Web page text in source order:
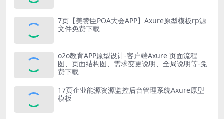
7页【美赞臣POA大会APP】Axure原型模板rp源
文件免费下载
o2o教育APP原型设计-客户端Axure 页面流程
图、页面结构图、需求变更说明、全局说明等-免
费下载
17页企业能源资源监控后台管理系统Axure原型
模板